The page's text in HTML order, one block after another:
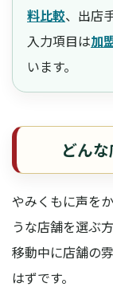
料比較、出店
入力項目は加
います。
どん
やみくもに声を
うな店舗を選ぶ
移動中に店舗の
はずです。